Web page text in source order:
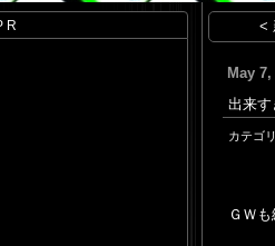
<
May 7,
出来す
カテゴリ
ＧＷ